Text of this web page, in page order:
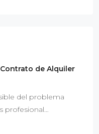
de Alquiler
del problema
profesional…